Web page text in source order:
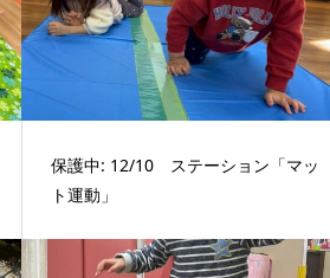
保護中: 12/10 ステーション「マッ
ト運動」